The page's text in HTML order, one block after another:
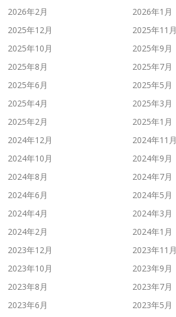
2026年2月
2026年1月
2025年12月
2025年11月
2025年10月
2025年9月
2025年8月
2025年7月
2025年6月
2025年5月
2025年4月
2025年3月
2025年2月
2025年1月
2024年12月
2024年11月
2024年10月
2024年9月
2024年8月
2024年7月
2024年6月
2024年5月
2024年4月
2024年3月
2024年2月
2024年1月
2023年12月
2023年11月
2023年10月
2023年9月
2023年8月
2023年7月
2023年6月
2023年5月